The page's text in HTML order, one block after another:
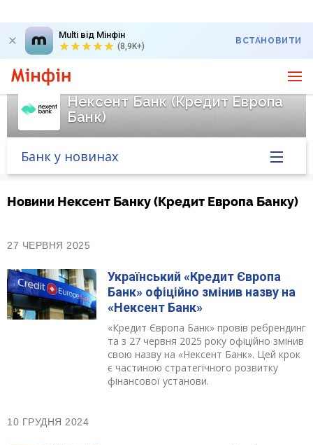
Multi від Мінфін
(8,9K+)
ВСТАНОВИТИ
Нексент Банк (Кредит Европа
Банк)
Банк у новинах
Питання банку
Кредити для бізнеса
Новини Нексент Банку (Кредит Европа Банку)
27 ЧЕРВНЯ 2025
Український «Кредит Європа
Банк» офіційно змінив назву на
«Нексент Банк»
«Кредит Європа Банк» провів ребрендинг
та з 27 червня 2025 року офіційно змінив
свою назву на «Нексент Банк». Цей крок
є частиною стратегічного розвитку
фінансової установи.
10 ГРУДНЯ 2024